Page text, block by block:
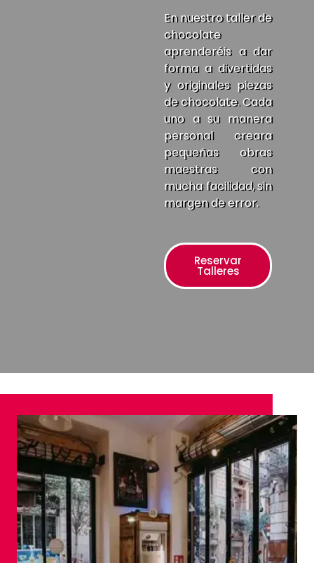
En nuestro taller de
chocolate
aprenderéis a dar
forma a divertidas
y originales piezas
de chocolate. Cada
uno a su manera
personal creara
pequeñas obras
maestras con
mucha facilidad, sin
margen de error.
Reservar
Talleres